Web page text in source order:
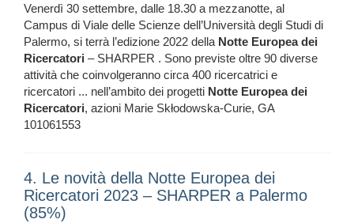
Venerdì 30 settembre, dalle 18.30 a mezzanotte, al
Campus di Viale delle Scienze dell’Università degli Studi di
Palermo, si terrà l’edizione 2022 della Notte Europea dei
Ricercatori – SHARPER . Sono previste oltre 90 diverse
attività che coinvolgeranno circa 400 ricercatrici e
ricercatori ... nell’ambito dei progetti Notte Europea dei
Ricercatori, azioni Marie Skłodowska-Curie, GA
101061553
4. Le novità della Notte Europea dei
Ricercatori 2023 – SHARPER a Palermo
(85%)